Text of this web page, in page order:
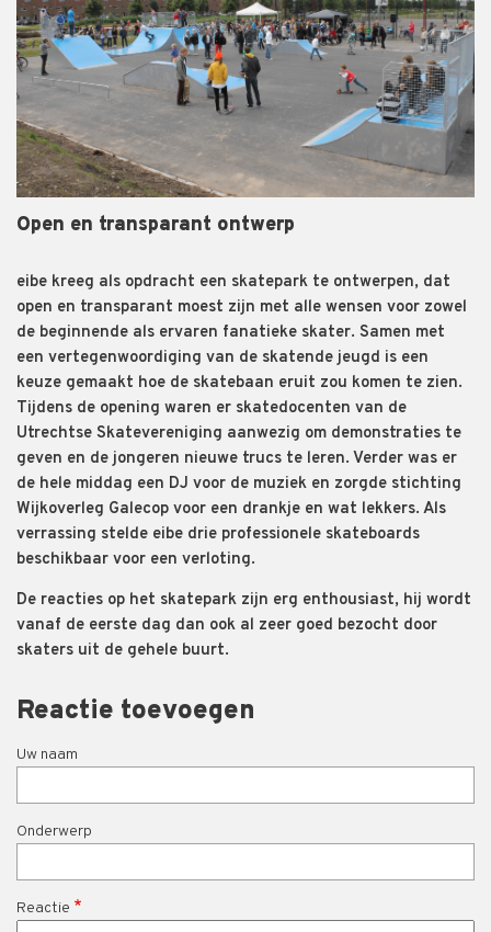
Open en transparant ontwerp
eibe kreeg als opdracht een skatepark te ontwerpen, dat
open en transparant moest zijn met alle wensen voor zowel
de beginnende als ervaren fanatieke skater. Samen met
een vertegenwoordiging van de skatende jeugd is een
keuze gemaakt hoe de skatebaan eruit zou komen te zien.
Tijdens de opening waren er skatedocenten van de
Utrechtse Skatevereniging aanwezig om demonstraties te
geven en de jongeren nieuwe trucs te leren. Verder was er
de hele middag een DJ voor de muziek en zorgde stichting
Wijkoverleg Galecop voor een drankje en wat lekkers. Als
verrassing stelde eibe drie professionele skateboards
beschikbaar voor een verloting.
De reacties op het skatepark zijn erg enthousiast, hij wordt
vanaf de eerste dag dan ook al zeer goed bezocht door
skaters uit de gehele buurt.
Reactie toevoegen
Uw naam
Onderwerp
Reactie